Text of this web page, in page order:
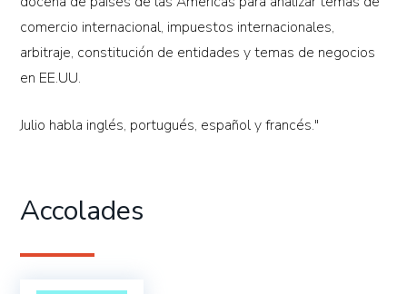
comercio internacional, impuestos internacionales,
arbitraje, constitución de entidades y temas de negocios
en EE.UU.
Julio habla inglés, portugués, español y francés."
Accolades